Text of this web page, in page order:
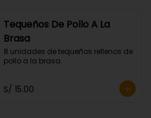
Tequeños De Pollo A La
Brasa
8 unidades de tequeños rellenos de
pollo a la brasa.
S/ 15.00